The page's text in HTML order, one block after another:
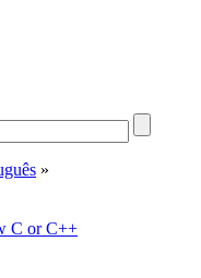
»
C or C++